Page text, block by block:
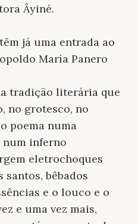
Âyiné.
já uma entrada ao
María Panero
tradição literária que
no grotesco, no
poema numa
inferno
eletrochoques
santos, bêbados
e o louco e o
e uma vez mais,